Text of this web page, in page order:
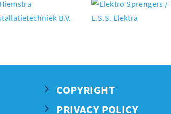
COPYRIGHT
PRIVACY POLICY